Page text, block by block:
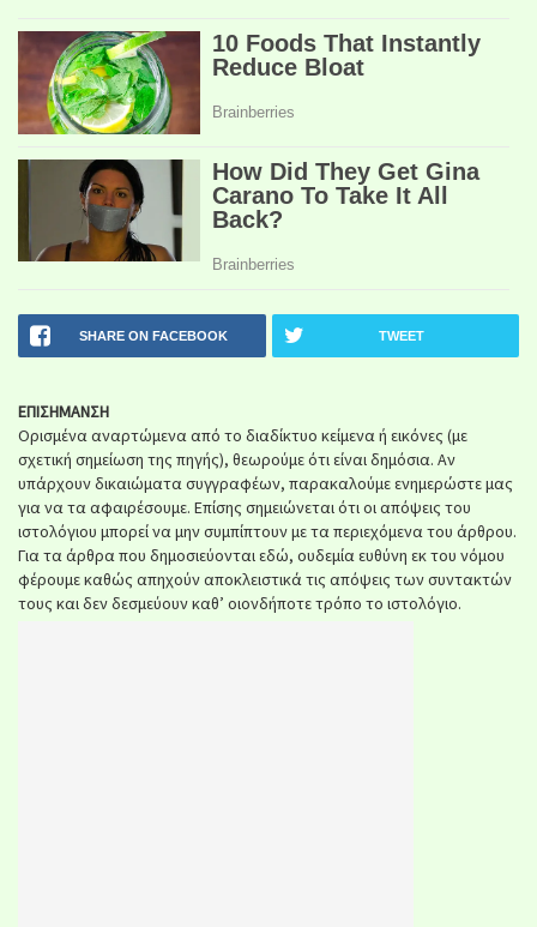
SHARE ON FACEBOOK TWEET
ΕΠΙΣΗΜΑΝΣΗ
Ορισμένα αναρτώμενα από το διαδίκτυο κείμενα ή εικόνες (με
σχετική σημείωση της πηγής), θεωρούμε ότι είναι δημόσια. Αν
υπάρχουν δικαιώματα συγγραφέων, παρακαλούμε ενημερώστε μας
για να τα αφαιρέσουμε. Επίσης σημειώνεται ότι οι απόψεις του
ιστολόγιου μπορεί να μην συμπίπτουν με τα περιεχόμενα του άρθρου.
Για τα άρθρα που δημοσιεύονται εδώ, ουδεμία ευθύνη εκ του νόμου
φέρουμε καθώς απηχούν αποκλειστικά τις απόψεις των συντακτών
τους και δεν δεσμεύουν καθ’ οιονδήποτε τρόπο το ιστολόγιο.